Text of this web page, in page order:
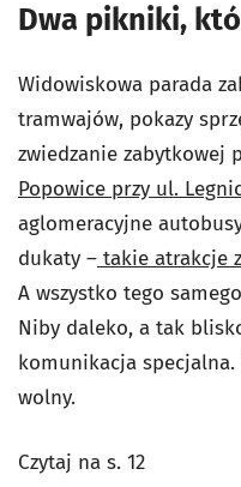
Dwa pikniki,
Widowiskowa parada
tramwajów, pokazy
zwiedzanie zabytkowej
Popowice przy ul.
aglomeracyjne
dukaty – takie atrakcje
A wszystko tego
Niby daleko, a tak
komunikacja
wolny.
Czytaj na s. 12